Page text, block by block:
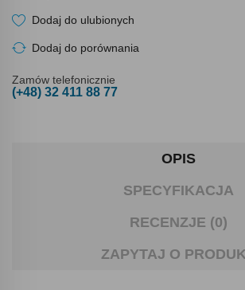
Dodaj do ulubionych
Dodaj do porównania
Zamów telefonicznie
(+48) 32 411 88 77
OPIS
SPECYFIKACJA
RECENZJE (0)
ZAPYTAJ O